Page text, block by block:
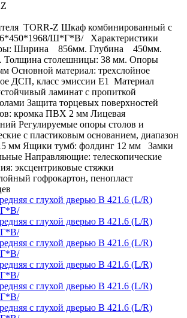
TORR-Z Шкаф комбинированный с
Ш*Г*В/ Характеристики
Ширина 856мм. Глубина 450мм.
столешницы: 38 мм. Опоры
Основной материал: трехслойное
ДСП, класс эмиссии Е1 Материал
ламинат с пропиткой
Защита торцевых поверхностей
кромка ПВХ 2 мм Лицевая
Регулируемые опоры столов и
с пластиковым основанием, диапазон
мм Ящики тумб: фолдинг 12 мм Замки
Направляющие: телескопические
эксцентриковые стяжки
гофрокартон, пенопласт